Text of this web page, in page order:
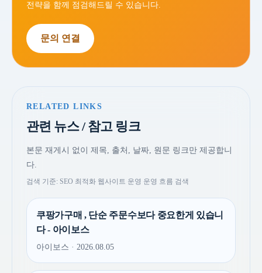
전략을 함께 점검해드릴 수 있습니다.
문의 연결
RELATED LINKS
관련 뉴스 / 참고 링크
본문 재게시 없이 제목, 출처, 날짜, 원문 링크만 제공합니
다.
검색 기준: SEO 최적화 웹사이트 운영 운영 흐름 검색
쿠팡가구매 , 단순 주문수보다 중요한게 있습니
다 - 아이보스
아이보스 · 2026.08.05